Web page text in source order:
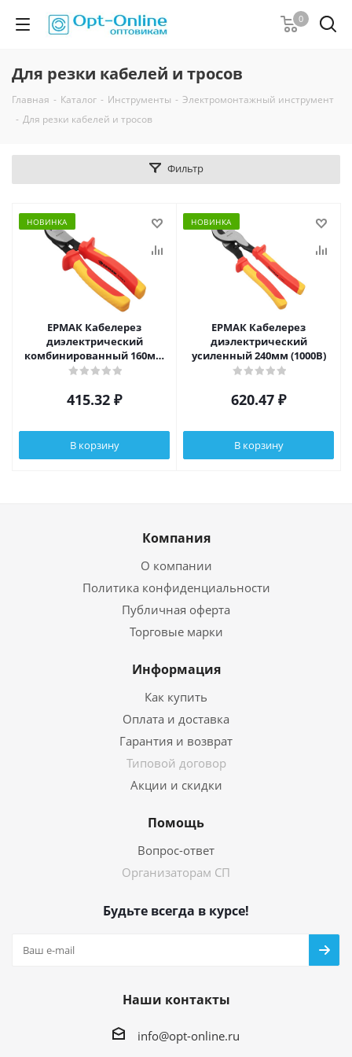
0
Для резки кабелей и тросов
Главная - Каталог - Инструменты - Электромонтажный инструмент
- Для резки кабелей и тросов
Фильтр
НОВИНКА
ЕРМАК Кабелерез
диэлектрический
комбинированный 160мм
(1000В)
415.32 ₽
В корзину
НОВИНКА
ЕРМАК Кабелерез
диэлектрический
усиленный 240мм (1000В)
620.47 ₽
В корзину
Компания
О компании
Политика конфиденциальности
Публичная оферта
Торговые марки
Информация
Как купить
Оплата и доставка
Гарантия и возврат
Типовой договор
Акции и скидки
Помощь
Вопрос-ответ
Организаторам СП
Будьте всегда в курсе!
Наши контакты
info@opt-online.ru